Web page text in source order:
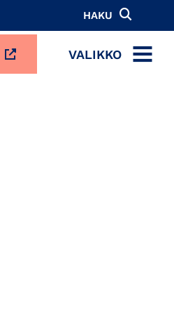
HAKU
VALIKKO
MENU